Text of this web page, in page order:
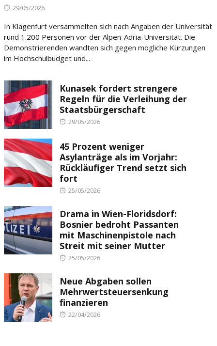
Posted
29/05/2026
In Klagenfurt versammelten sich nach Angaben der Universität
rund 1.200 Personen vor der Alpen-Adria-Universität. Die
Demonstrierenden wandten sich gegen mögliche Kürzungen
im Hochschulbudget und...
Kunasek fordert strengere
Regeln für die Verleihung der
Staatsbürgerschaft
Posted
29/05/2026
45 Prozent weniger
Asylanträge als im Vorjahr:
Rückläufiger Trend setzt sich
fort
Posted
25/05/2026
Drama in Wien-Floridsdorf:
Bosnier bedroht Passanten
mit Maschinenpistole nach
Streit mit seiner Mutter
Posted
25/05/2026
Neue Abgaben sollen
Mehrwertsteuersenkung
finanzieren
Posted
22/04/2026